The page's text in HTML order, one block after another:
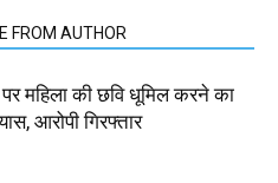
FROM AUTHOR
पर महिला की छवि धूमिल करने का
आरोपी गिरफ्तार